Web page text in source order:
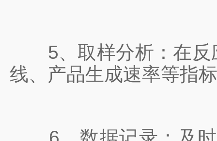
5、取样分析：在反
线、产品生成速率等指